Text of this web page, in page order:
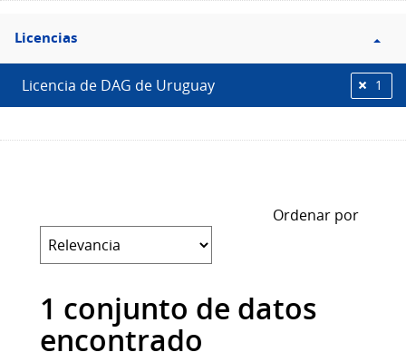
Filtro
Licencias
Licencias
Licencia de DAG de Uruguay 1
Ordenar por
1 conjunto de datos
encontrado